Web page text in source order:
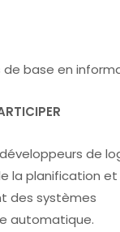
de base en
de
la planification et
des systèmes
automatique.